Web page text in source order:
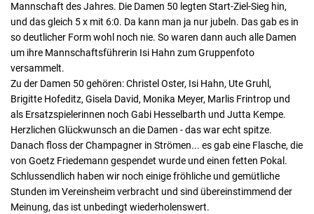
Mannschaft des Jahres. Die Damen 50 legten Start-Ziel-Sieg hin,
und das gleich 5 x mit 6:0. Da kann man ja nur jubeln. Das gab es in
so deutlicher Form wohl noch nie. So waren dann auch alle Damen
um ihre Mannschaftsführerin Isi Hahn zum Gruppenfoto
versammelt.
Zu der Damen 50 gehören: Christel Oster, Isi Hahn, Ute Gruhl,
Brigitte Hofeditz, Gisela David, Monika Meyer, Marlis Frintrop und
als Ersatzspielerinnen noch Gabi Hesselbarth und Jutta Kempe.
Herzlichen Glückwunsch an die Damen - das war echt spitze.
Danach floss der Champagner in Strömen... es gab eine Flasche, die
von Goetz Friedemann gespendet wurde und einen fetten Pokal.
Schlussendlich haben wir noch einige fröhliche und gemütliche
Stunden im Vereinsheim verbracht und sind übereinstimmend der
Meinung, das ist unbedingt wiederholenswert.